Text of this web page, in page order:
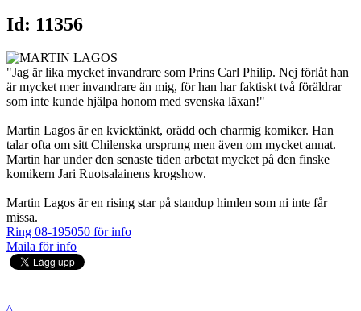
Id: 11356
"Jag är lika mycket invandrare som Prins Carl Philip. Nej förlåt han
är mycket mer invandrare än mig, för han har faktiskt två föräldrar
som inte kunde hjälpa honom med svenska läxan!"
Martin Lagos är en kvicktänkt, orädd och charmig komiker. Han
talar ofta om sitt Chilenska ursprung men även om mycket annat.
Martin har under den senaste tiden arbetat mycket på den finske
komikern Jari Ruotsalainens krogshow.
Martin Lagos är en rising star på standup himlen som ni inte får
missa.
Ring 08-195050 för info
Maila för info